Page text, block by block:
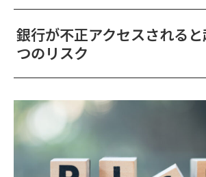
銀行が不正アクセスされる
つのリスク